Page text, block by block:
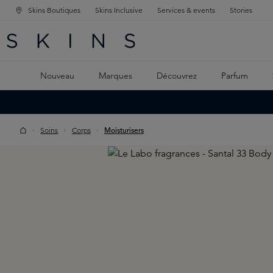
PRINCIPALE
CONTENU PRINCIPAL
Skins Boutiques Skins Inclusive Services & events Stories
Nouveau Marques Découvrez Parfum
Soins Corps Moisturisers